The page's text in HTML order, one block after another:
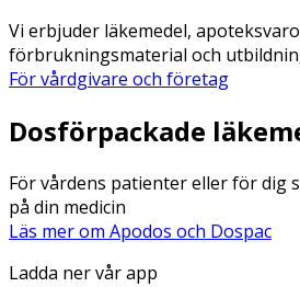
Vi erbjuder läkemedel,
förbrukningsmaterial och
För vårdgivare och företag
Dosförpackade
För vårdens patienter eller för dig
på din medicin
Läs mer om Apodos och Dospac
Ladda ner vår app